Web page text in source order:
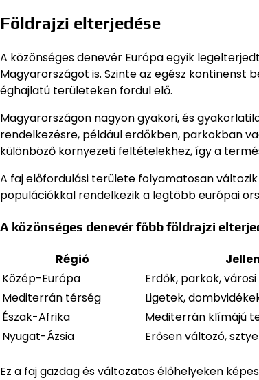
Földrajzi elterjedése
A közönséges denevér Európa egyik
Magyarországot is. Szinte az egész kontinenst
éghajlatú területeken fordul elő.
Magyarországon nagyon gyakori, és
rendelkezésre, például erdőkben, parkokban
különböző környezeti feltételekhez, így a
A faj előfordulási területe folyamatosan
populációkkal rendelkezik a legtöbb európai
A közönséges denevér főbb földrajzi
Régió
Közép-Európa
Erdők, parkok,
Mediterrán térség
Ligetek,
Észak-Afrika
Mediterrán klímájú
Nyugat-Ázsia
Erősen változó,
Ez a faj gazdag és változatos élőhelyeken